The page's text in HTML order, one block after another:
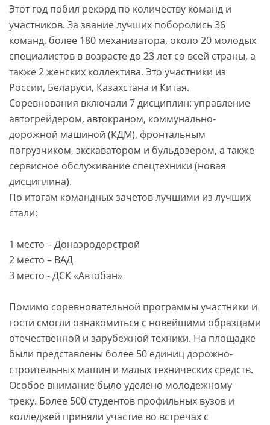
Этот год побил рекорд по количеству команд и
участников. За звание лучших поборолись 36
команд, более 180 механизатора, около 20 молодых
специалистов в возрасте до 23 лет со всей страны, а
также 2 женских коллектива. Это участники из
России, Беларуси, Казахстана и Китая.
Соревнования включали 7 дисциплин: управление
автогрейдером, автокраном, коммунально-
дорожной машиной (КДМ), фронтальным
погрузчиком, экскаватором и бульдозером, а также
сервисное обслуживание спецтехники (новая
дисциплина).
По итогам командных зачетов лучшими из лучших
стали:
1 место – Донаэродорстрой
2 место – ВАД
3 место - ДСК «Автобан»
Помимо соревновательной программы участники и
гости смогли ознакомиться с новейшими образцами
отечественной и зарубежной техники. На площадке
были представлены более 50 единиц дорожно-
строительных машин и малых технических средств.
Особое внимание было уделено молодежному
треку. Более 500 студентов профильных вузов и
колледжей приняли участие во встречах с